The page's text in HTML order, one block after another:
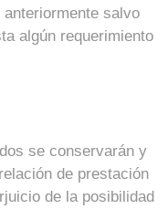
salvo
algún requerimiento
se conservarán y
de prestación
de la posibilidad